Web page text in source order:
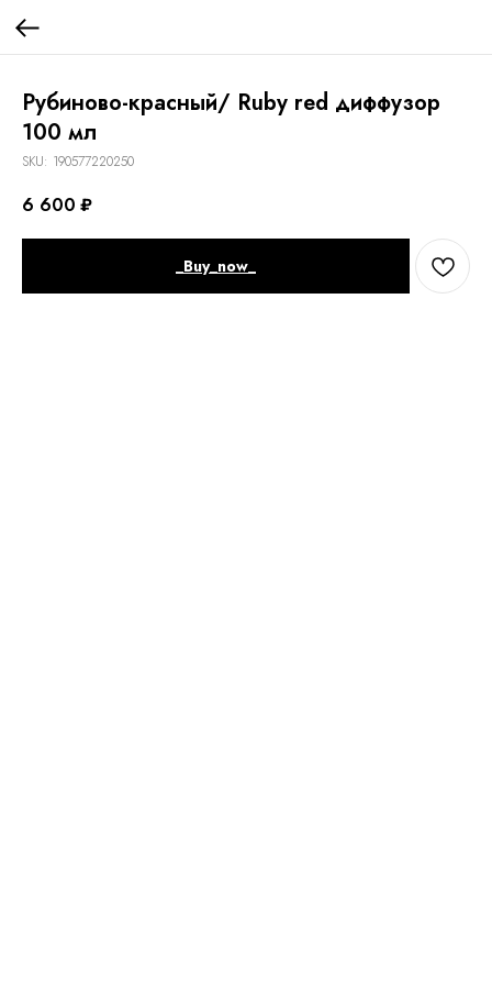
Рубиново-красный/ Ruby red диффузор
100 мл
SKU: 190577220250
6 600 ₽
_Buy_now_